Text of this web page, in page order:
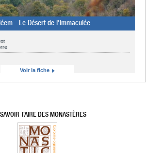
- Le Désert de l'Immaculée
Voir la fiche
FAIRE DES MONASTÈRES